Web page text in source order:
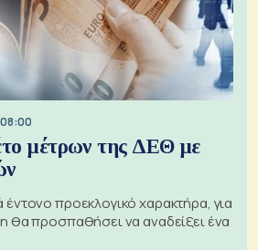
μέτρων της ΔΕΘ με
προεκλογικό χαρακτήρα, για
θα προσπαθήσει να αναδείξει ένα